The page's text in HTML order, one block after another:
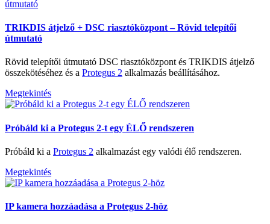
TRIKDIS átjelző + DSC riasztóközpont – Rövid telepítői
útmutató
Rövid telepítői útmutató DSC riasztóközpont és TRIKDIS átjelző
összekötéséhez és a Protegus 2 alkalmazás beállításához.
Megtekintés
Próbáld ki a Protegus 2-t egy ÉLŐ rendszeren
Próbáld ki a Protegus 2 alkalmazást egy valódi élő rendszeren.
Megtekintés
IP kamera hozzáadása a Protegus 2-höz